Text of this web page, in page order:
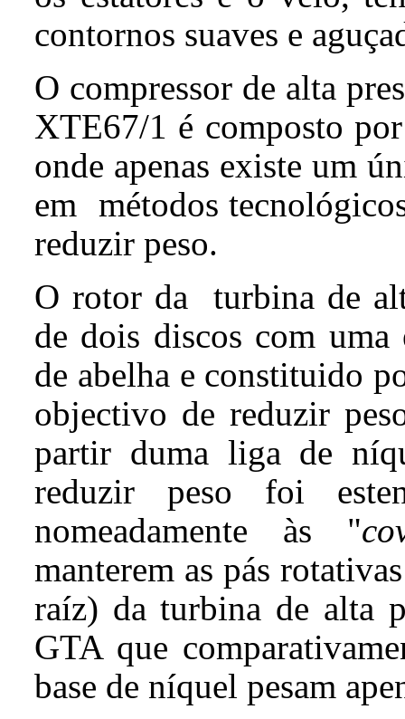
contornos suaves e
O compressor de alta
XTE67/1 é composto por
onde apenas existe um
em métodos
reduzir peso.
O rotor da turbina de
de dois discos com
de abelha e constituido
objectivo de reduzir
partir duma liga de
reduzir peso foi
nomeadamente às "
manterem as pás
raíz) da turbina de alta
GTA que
base de níquel pesam